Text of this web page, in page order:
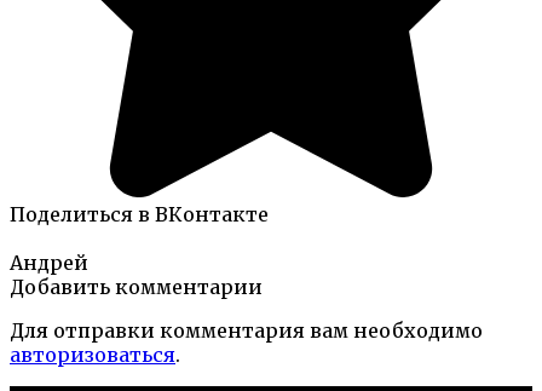
Поделиться в ВКонтакте
Андрей
Добавить комментарии
Для отправки комментария вам необходимо
авторизоваться.